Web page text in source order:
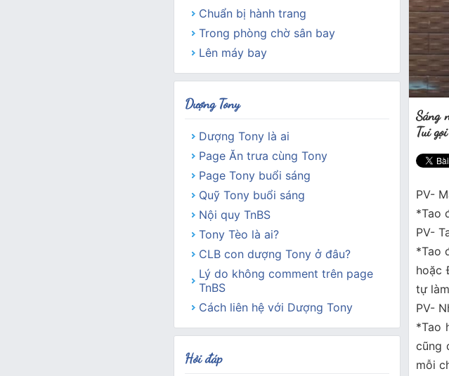
Sáng
Tui
PV-
*Tao
PV-
*Tao
hoặc
tự
PV-
*Tao
cũng
mỗi
Chuẩn bị hành trang
Trong phòng chờ sân bay
Lên máy bay
Dượng Tony
Dượng Tony là ai
Page Ăn trưa cùng Tony
Page Tony buổi sáng
Quỹ Tony buổi sáng
Nội quy TnBS
Tony Tèo là ai?
CLB con dượng Tony ở đâu?
Lý do không comment trên page
TnBS
Cách liên hệ với Dượng Tony
Hỏi đáp